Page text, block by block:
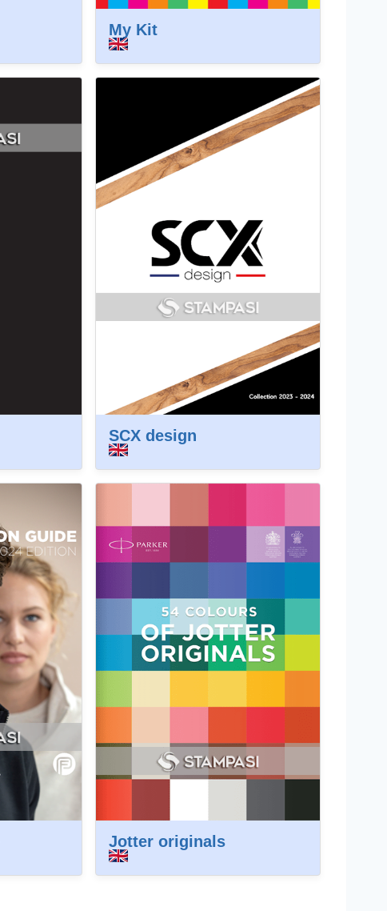
My Kit
SCX design
Jotter originals